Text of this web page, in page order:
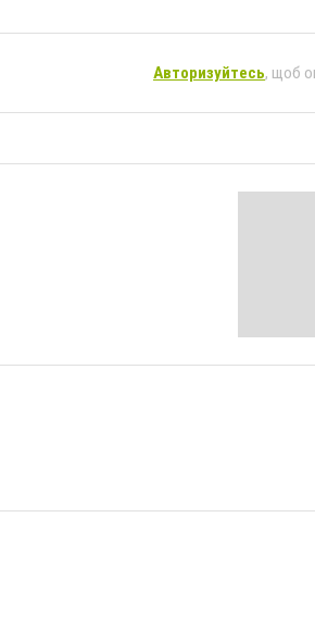
Авторизуйтесь, щоб